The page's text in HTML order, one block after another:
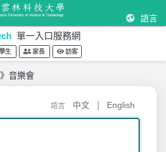
語言
單一入口服務網
生 家長 訪客
音樂會
語言 中文 English